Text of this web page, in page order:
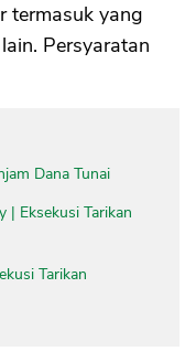
termasuk yang
Persyaratan
Dana Tunai
| Eksekusi Tarikan
Tarikan